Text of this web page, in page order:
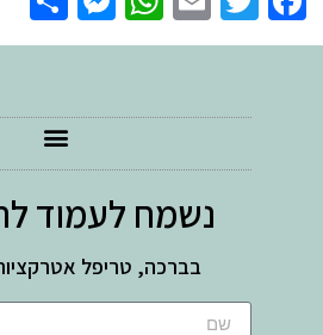
נשמח לעמוד
בברכה, טריפל